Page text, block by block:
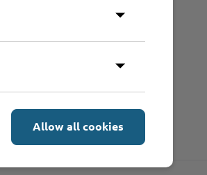
Allow all cookies